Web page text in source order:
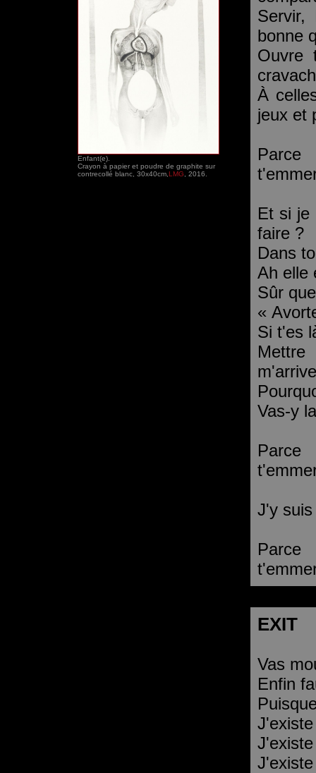
Enfant(e).
Crayon à papier et poudre de graphite sur
contrecollé blanc, 30x40cm, LMG , 2016.
Servir,
bonne
Ouvre
À
jeux et
Et si je
faire ?
Dans
Ah elle
Sûr
«
Si t'es
Vas-y
J'y suis
EXIT
Vas
Enfin